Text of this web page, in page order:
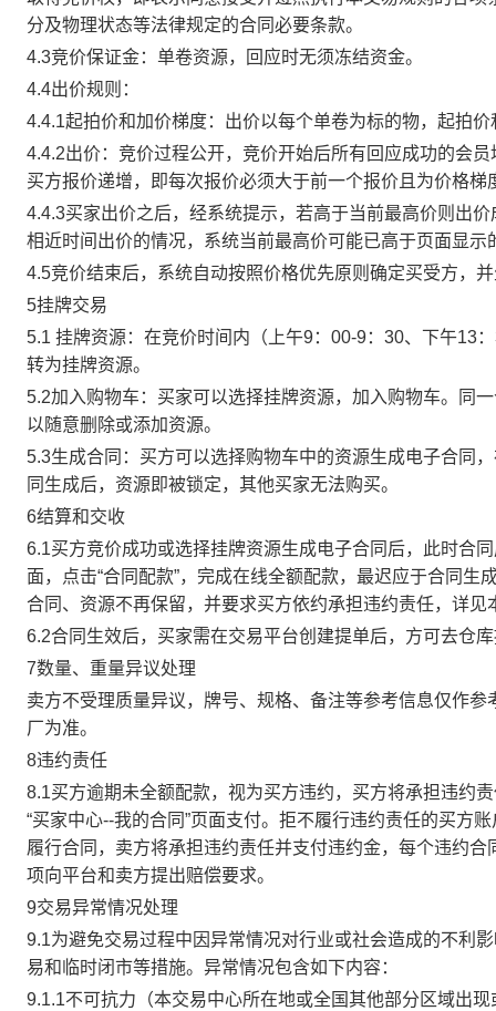
分及物理状态等法律规定的合同必要条款。
4.3竞价保证金：单卷资源，回应时无须冻结资金。
4.4出价规则：
4.4.1起拍价和加价梯度：出价以每个单卷为标的物，起拍
4.4.2出价：竞价过程公开，竞价开始后所有回应成功的会
买方报价递增，即每次报价必须大于前一个报价且为价格
4.4.3买家出价之后，经系统提示，若高于当前最高价则出
相近时间出价的情况，系统当前最高价可能已高于页面显示
4.5竞价结束后，系统自动按照价格优先原则确定买受方，
5挂牌交易
5.1 挂牌资源：在竞价时间内（上午9：00-9：30、下午13
转为挂牌资源。
5.2加入购物车：买家可以选择挂牌资源，加入购物车。同
以随意删除或添加资源。
5.3生成合同：买方可以选择购物车中的资源生成电子合同
同生成后，资源即被锁定，其他买家无法购买。
6结算和交收
6.1买方竞价成功或选择挂牌资源生成电子合同后，此时合
面，点击“合同配款”，完成在线全额配款，最迟应于合同
合同、资源不再保留，并要求买方依约承担违约责任，详见
6.2合同生效后，买家需在交易平台创建提单后，方可去仓
7数量、重量异议处理
卖方不受理质量异议，牌号、规格、备注等参考信息仅作
厂为准。
8违约责任
8.1买方逾期未全额配款，视为买方违约，买方将承担违约
“买家中心--我的合同”页面支付。拒不履行违约责任的买方
履行合同，卖方将承担违约责任并支付违约金，每个违约
项向平台和卖方提出赔偿要求。
9交易异常情况处理
9.1为避免交易过程中因异常情况对行业或社会造成的不利
易和临时闭市等措施。异常情况包含如下内容：
9.1.1不可抗力（本交易中心所在地或全国其他部分区域出